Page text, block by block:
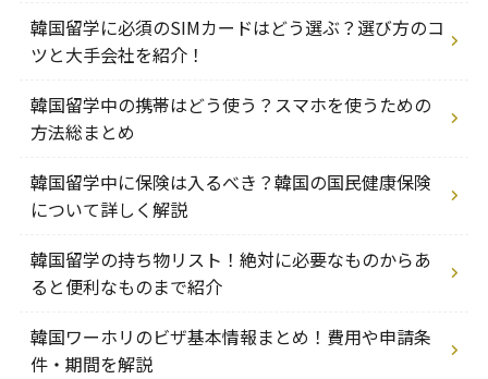
韓国留学に必須のSIMカードはどう選ぶ？選び方のコ
ツと大手会社を紹介！
韓国留学中の携帯はどう使う？スマホを使うための
方法総まとめ
韓国留学中に保険は入るべき？韓国の国民健康保険
について詳しく解説
韓国留学の持ち物リスト！絶対に必要なものからあ
ると便利なものまで紹介
韓国ワーホリのビザ基本情報まとめ！費用や申請条
件・期間を解説